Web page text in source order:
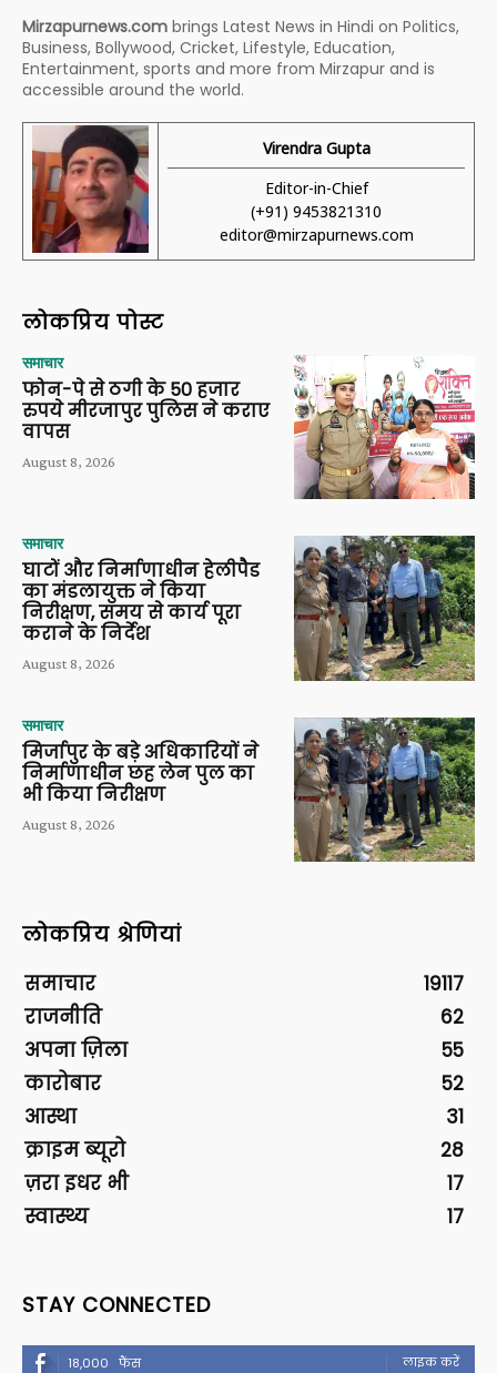
Mirzapurnews.com brings Latest News in Hindi on Politics,
Business, Bollywood, Cricket, Lifestyle, Education,
Entertainment, sports and more from Mirzapur and is
accessible around the world.
Virendra Gupta
Editor-in-Chief
(+91) 9453821310
editor@mirzapurnews.com
लोकप्रिय पोस्ट
समाचार
फोन-पे से ठगी के 50 हजार
रुपये मीरजापुर पुलिस ने कराए
वापस
August 8, 2026
समाचार
घाटों और निर्माणाधीन हेलीपैड
का मंडलायुक्त ने किया
निरीक्षण, समय से कार्य पूरा
कराने के निर्देश
August 8, 2026
समाचार
मिर्जापुर के बड़े अधिकारियों ने
निर्माणाधीन छह लेन पुल का
भी किया निरीक्षण
August 8, 2026
लोकप्रिय श्रेणियां
समाचार
19117
राजनीति
62
अपना ज़िला
55
कारोबार
52
आस्था
31
क्राइम ब्यूरो
28
ज़रा इधर भी
17
स्वास्थ्य
17
STAY CONNECTED
18,000 फैंस लाइक करें